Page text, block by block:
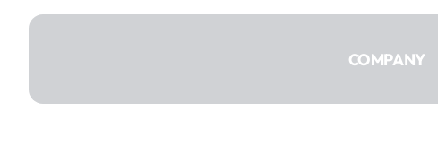
건너뛰기
COMPANY